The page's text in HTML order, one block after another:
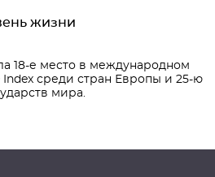
жизни
18-е место в международном
среди стран Европы и 25-ю
мира.